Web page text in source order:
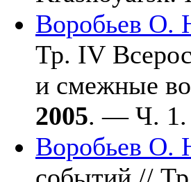
Воробьев О.
Тр. IV
и смежные
2005. — Ч.
Воробьев О.